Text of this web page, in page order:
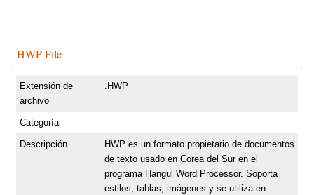
HWP File
Extensión de
archivo
.HWP
Categoría
Descripción
HWP es un formato propietario de documentos
de texto usado en Corea del Sur en el
programa Hangul Word Processor. Soporta
estilos, tablas, imágenes y se utiliza en